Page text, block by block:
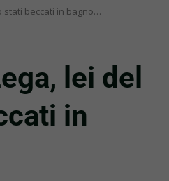
stati beccati in bagno…
lei del
in